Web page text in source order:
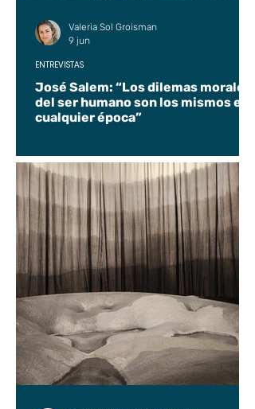
José Salem: “Los dilemas morales
del ser humano son los mismos en
cualquier época”
ENTREVISTAS
Valeria Sol Groisman
9 jun